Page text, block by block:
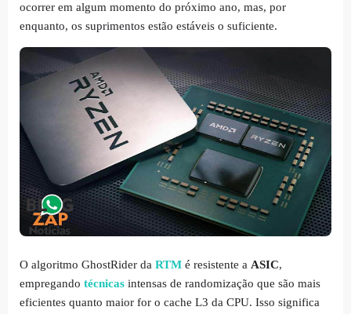
ocorrer em algum momento do próximo ano, mas, por
enquanto, os suprimentos estão estáveis ​​o suficiente.
O algoritmo GhostRider da RTM é resistente a ASIC,
empregando técnicas intensas de randomização que são mais
eficientes quanto maior for o cache L3 da CPU. Isso significa